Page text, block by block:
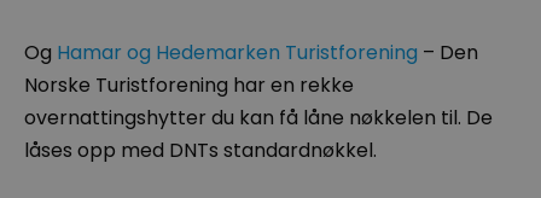
Og Hamar og Hedemarken Turistforening – Den
Norske Turistforening har en rekke
overnattingshytter du kan få låne nøkkelen til. De
låses opp med DNTs standardnøkkel.